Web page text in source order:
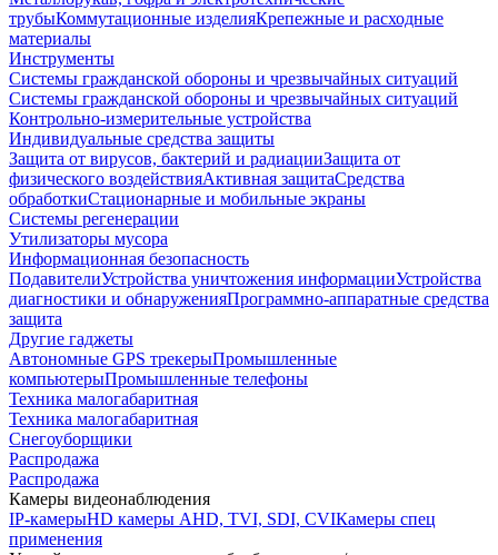
трубыКоммутационные изделияКрепежные и расходные
материалы
Инструменты
Системы гражданской обороны и чрезвычайных ситуаций
Системы гражданской обороны и чрезвычайных ситуаций
Контрольно-измерительные устройства
Индивидуальные средства защиты
Защита от вирусов, бактерий и радиацииЗащита от
физического воздействияАктивная защитаСредства
обработкиСтационарные и мобильные экраны
Системы регенерации
Утилизаторы мусора
Информационная безопасность
ПодавителиУстройства уничтожения информацииУстройства
диагностики и обнаруженияПрограммно-аппаратные средства
защита
Другие гаджеты
Автономные GPS трекерыПромышленные
компьютерыПромышленные телефоны
Техника малогабаритная
Техника малогабаритная
Снегоуборщики
Распродажа
Распродажа
Камеры видеонаблюдения
IP-камерыHD камеры AHD, TVI, SDI, CVIКамеры спец
применения